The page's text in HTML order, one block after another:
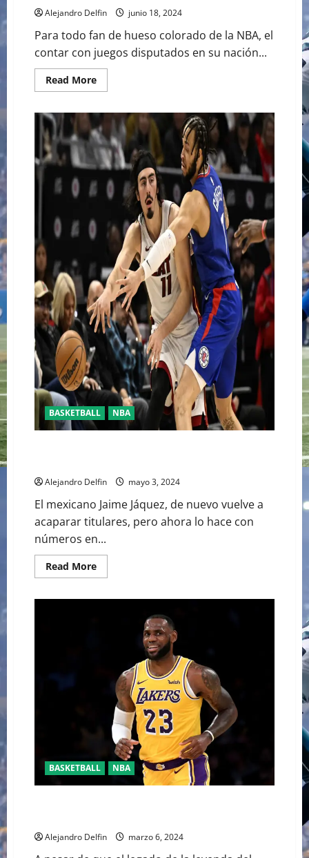
Alejandro Delfin junio 18, 2024
Para todo fan de hueso colorado de la NBA, el
contar con juegos disputados en su nación...
Read MoreRead
more
JÁQUEZ
LLEGARÁ
A
MÉXICO
COMO
PARTE
DEL
DUELO
WASHINGTON
WIZARDS
MIAMI
HEAT
BASKETBALL NBA
Alejandro Delfin mayo 3, 2024
El mexicano Jaime Jáquez, de nuevo vuelve a
acaparar titulares, pero ahora lo hace con
números en...
Read MoreRead
more
CELTICSKarina
Elián
BASKETBALL NBA
Alejandro Delfin marzo 6, 2024